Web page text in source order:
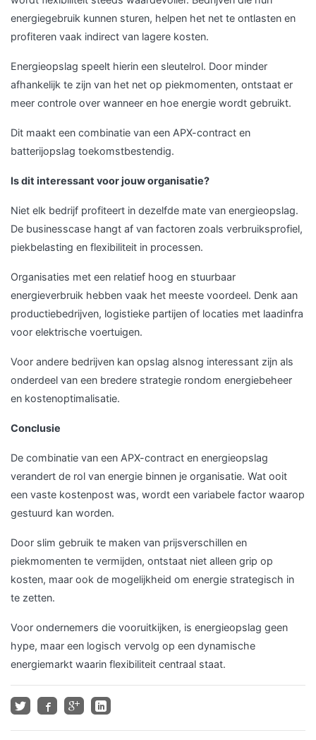
energiegebruik kunnen sturen, helpen het net te ontlasten en
profiteren vaak indirect van lagere kosten.
Energieopslag speelt hierin een sleutelrol. Door minder
afhankelijk te zijn van het net op piekmomenten, ontstaat er
meer controle over wanneer en hoe energie wordt gebruikt.
Dit maakt een combinatie van een APX-contract en
batterijopslag toekomstbestendig.
Is dit interessant voor jouw organisatie?
Niet elk bedrijf profiteert in dezelfde mate van energieopslag.
De businesscase hangt af van factoren zoals verbruiksprofiel,
piekbelasting en flexibiliteit in processen.
Organisaties met een relatief hoog en stuurbaar
energieverbruik hebben vaak het meeste voordeel. Denk aan
productiebedrijven, logistieke partijen of locaties met laadinfra
voor elektrische voertuigen.
Voor andere bedrijven kan opslag alsnog interessant zijn als
onderdeel van een bredere strategie rondom energiebeheer
en kostenoptimalisatie.
Conclusie
De combinatie van een APX-contract en energieopslag
verandert de rol van energie binnen je organisatie. Wat ooit
een vaste kostenpost was, wordt een variabele factor waarop
gestuurd kan worden.
Door slim gebruik te maken van prijsverschillen en
piekmomenten te vermijden, ontstaat niet alleen grip op
kosten, maar ook de mogelijkheid om energie strategisch in
te zetten.
Voor ondernemers die vooruitkijken, is energieopslag geen
hype, maar een logisch vervolg op een dynamische
energiemarkt waarin flexibiliteit centraal staat.